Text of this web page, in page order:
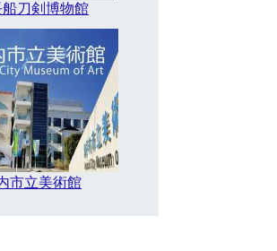
刀剣博物館
市立美術館